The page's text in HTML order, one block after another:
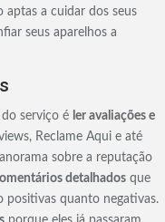
aptas a cuidar dos seus
seus aparelhos a
serviço é ler avaliações e
Reclame Aqui e até
sobre a reputação
detalhados que
positivas quanto negativas.